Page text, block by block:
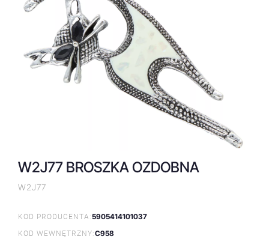
W2J77 BROSZKA OZDOBNA
W2J77
KOD PRODUCENTA:5905414101037
KOD WEWNĘTRZNY:C958